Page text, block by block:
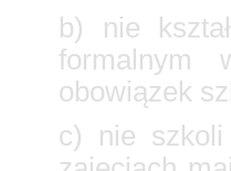
b) nie
formalnym
obowiązek
c) nie